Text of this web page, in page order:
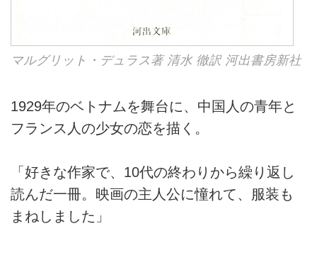
マルグリット・デュラス著 清水 徹訳 河出書房新社
1929年のベトナムを舞台に、中国人の青年と
フランス人の少女の恋を描く。
「好きな作家で、10代の終わりから繰り返し
読んだ一冊。映画の主人公に憧れて、服装も
まねしました」